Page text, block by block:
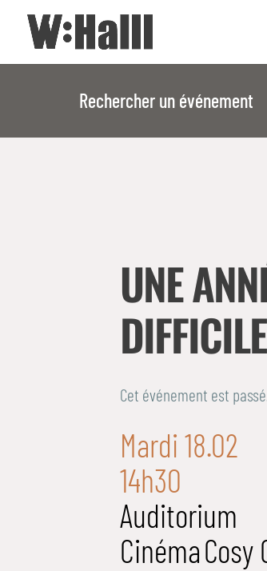
Rechercher un événement
UNE
DIFFICILE
Cet événement est passé.
Mardi 18.02
14h30
Auditorium
CinémaCosy